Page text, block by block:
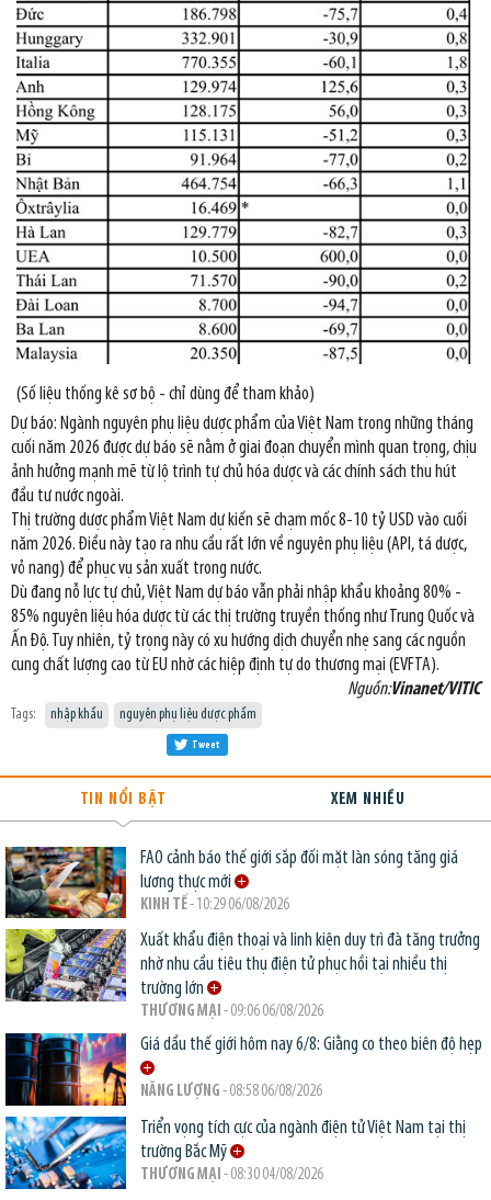
(Số liệu thống kê sơ bộ - chỉ dùng để tham khảo)
Dự báo: Ngành nguyên phụ liệu dược phẩm của Việt Nam trong những tháng
cuối năm 2026 được dự báo sẽ nằm ở giai đoạn chuyển mình quan trọng, chịu
ảnh hưởng mạnh mẽ từ lộ trình tự chủ hóa dược và các chính sách thu hút
đầu tư nước ngoài.
Thị trường dược phẩm Việt Nam dự kiến sẽ chạm mốc 8-10 tỷ USD vào cuối
năm 2026. Điều này tạo ra nhu cầu rất lớn về nguyên phụ liệu (API, tá dược,
vỏ nang) để phục vụ sản xuất trong nước.
Dù đang nỗ lực tự chủ, Việt Nam dự báo vẫn phải nhập khẩu khoảng 80% -
85% nguyên liệu hóa dược từ các thị trường truyền thống như Trung Quốc và
Ấn Độ. Tuy nhiên, tỷ trọng này có xu hướng dịch chuyển nhẹ sang các nguồn
cung chất lượng cao từ EU nhờ các hiệp định tự do thương mại (EVFTA).
Nguồn:Vinanet/VITIC
Tags: nhập khẩu nguyên phụ liệu dược phẩm
Tweet
TIN NỔI BẬT XEM NHIỀU
FAO cảnh báo thế giới sắp đối mặt làn sóng tăng giá
lương thực mới
KINH TẾ- 10:29 06/08/2026
Xuất khẩu điện thoại và linh kiện duy trì đà tăng trưởng
nhờ nhu cầu tiêu thụ điện tử phục hồi tại nhiều thị
trường lớn
THƯƠNG MẠI - 09:06 06/08/2026
Giá dầu thế giới hôm nay 6/8: Giằng co theo biên độ hẹp
NĂNG LƯỢNG - 08:58 06/08/2026
Triển vọng tích cực của ngành điện tử Việt Nam tại thị
trường Bắc Mỹ
THƯƠNG MẠI - 08:30 04/08/2026